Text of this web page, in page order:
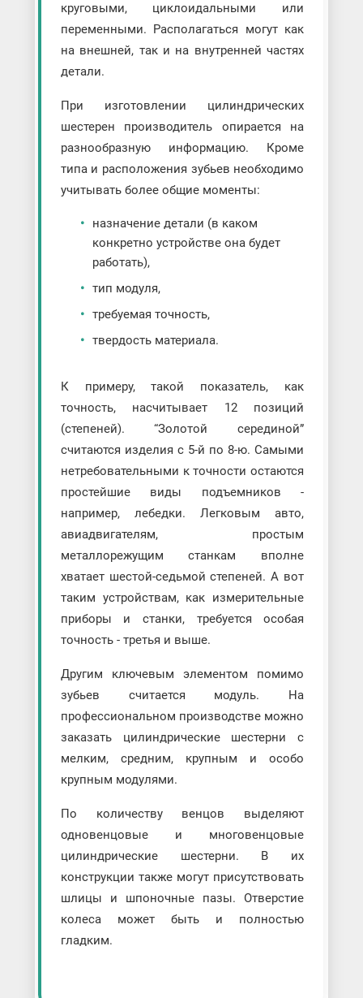
круговыми, циклоидальными или
переменными. Располагаться могут как
на внешней, так и на внутренней частях
детали.
При изготовлении цилиндрических
шестерен производитель опирается на
разнообразную информацию. Кроме
типа и расположения зубьев необходимо
учитывать более общие моменты:
назначение детали (в каком
конкретно устройстве она будет
работать),
тип модуля,
требуемая точность,
твердость материала.
К примеру, такой показатель, как
точность, насчитывает 12 позиций
(степеней). “Золотой серединой”
считаются изделия с 5-й по 8-ю. Самыми
нетребовательными к точности остаются
простейшие виды подъемников -
например, лебедки. Легковым авто,
авиадвигателям, простым
металлорежущим станкам вполне
хватает шестой-седьмой степеней. А вот
таким устройствам, как измерительные
приборы и станки, требуется особая
точность - третья и выше.
Другим ключевым элементом помимо
зубьев считается модуль. На
профессиональном производстве можно
заказать цилиндрические шестерни с
мелким, средним, крупным и особо
крупным модулями.
По количеству венцов выделяют
одновенцовые и многовенцовые
цилиндрические шестерни. В их
конструкции также могут присутствовать
шлицы и шпоночные пазы. Отверстие
колеса может быть и полностью
гладким.